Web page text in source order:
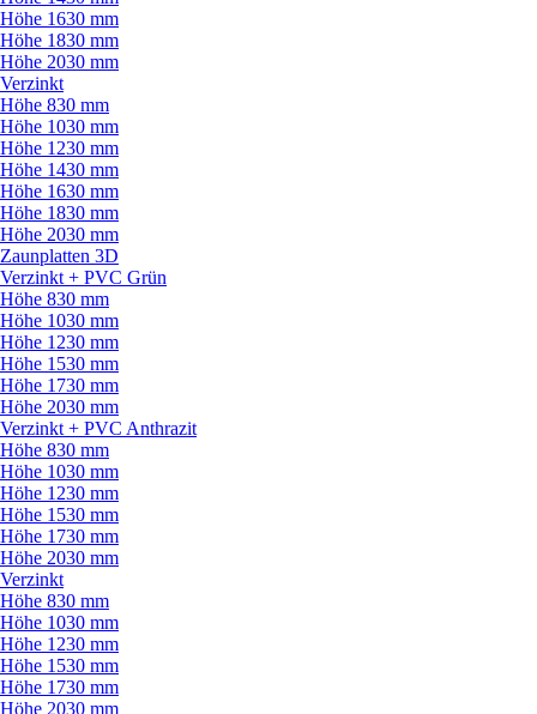
Höhe 1630 mm
Höhe 1830 mm
Höhe 2030 mm
Verzinkt
Höhe 830 mm
Höhe 1030 mm
Höhe 1230 mm
Höhe 1430 mm
Höhe 1630 mm
Höhe 1830 mm
Höhe 2030 mm
Zaunplatten 3D
Verzinkt + PVC Grün
Höhe 830 mm
Höhe 1030 mm
Höhe 1230 mm
Höhe 1530 mm
Höhe 1730 mm
Höhe 2030 mm
Verzinkt + PVC Anthrazit
Höhe 830 mm
Höhe 1030 mm
Höhe 1230 mm
Höhe 1530 mm
Höhe 1730 mm
Höhe 2030 mm
Verzinkt
Höhe 830 mm
Höhe 1030 mm
Höhe 1230 mm
Höhe 1530 mm
Höhe 1730 mm
Höhe 2030 mm